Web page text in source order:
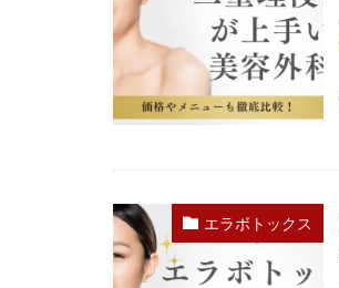
エラボトックス